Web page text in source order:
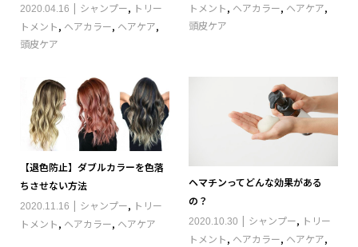
2020.04.16 シャンプー, トリー
トメント, ヘアカラー, ヘアケア,
頭皮ケア
トメント, ヘアカラー, ヘアケア,
頭皮ケア
【退色防止】ダブルカラーを色落
ちさせない方法
2020.11.16 シャンプー, トリー
トメント, ヘアカラー, ヘアケア
ヘマチンってどんな効果がある
の？
2020.10.30 シャンプー, トリー
トメント, ヘアカラー, ヘアケア,